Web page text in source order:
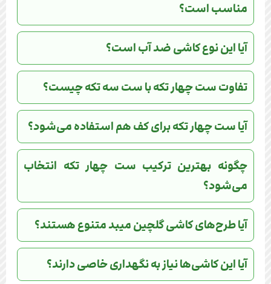
مناسب است؟
آیا این نوع کاشی ضد آب است؟
تفاوت ست چهار تکه با ست سه تکه چیست؟
آیا ست چهار تکه برای کف هم استفاده می‌شود؟
چگونه بهترین ترکیب ست چهار تکه انتخاب
می‌شود؟
آیا طرح‌های کاشی گلچین میبد متنوع هستند؟
آیا این کاشی‌ها نیاز به نگهداری خاصی دارند؟